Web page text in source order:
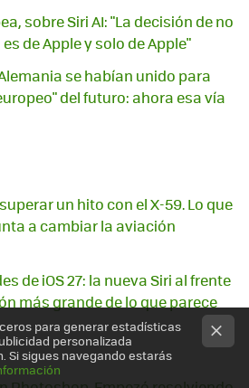
sobre Siri AI: "La decisión de no
de Apple y solo de Apple"
se habían unido para
del futuro: ahora esa vía
un hito con el X-59. Lo que
a cambiar la aviación
de iOS 27: la nueva Siri al frente
más grande de lo que parece
para generar estadísticas
personalizada
Si sigues navegando estarás